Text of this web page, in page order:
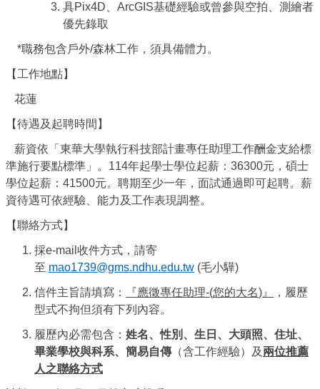
具Pix4D ArcGIS基礎經驗或曾參與空拍、測繪者
優先錄取
*職務包含戶外/森林工作，須具備體力。
【工作地點】
花蓮
【待遇及起聘時間】
薪資依「東華大學執行科技部計畫專任助理工作酬金支給標
準施行要點標準」。 114年起學士學位起薪： 36300元，碩士
學位起薪： 41500元。聘期至少一年，面試通過即可起聘。薪
資待遇可依經驗、能力及工作表現調整。
【聯絡方式】
採e-mail 收件方式，請寄
至 mao1739@gms.ndhu.edu.tw (毛小驊)
信件主旨請填寫： 『應徵專任助理-(您的大名) 』
，履歷
型式不拘但須有下列內容。
履歷內必需包含： 姓名、性別、生日、大頭照、住址、
畢業學校與科系、簡易自傳（含工作經驗）及 兩位推薦
人之聯絡方式